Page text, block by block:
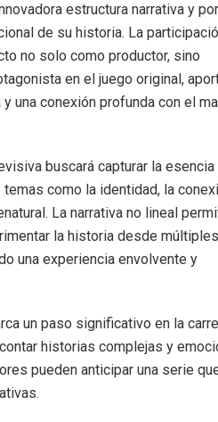
estructura narrativa y
de su historia. La
no solo como productor, sino
en el juego original,
una conexión profunda con el
buscará capturar la esencia
temas como la identidad, la
La narrativa no lineal
la historia desde múltiples
una experiencia envolvente y
un paso significativo en la
historias complejas y
pueden anticipar una serie